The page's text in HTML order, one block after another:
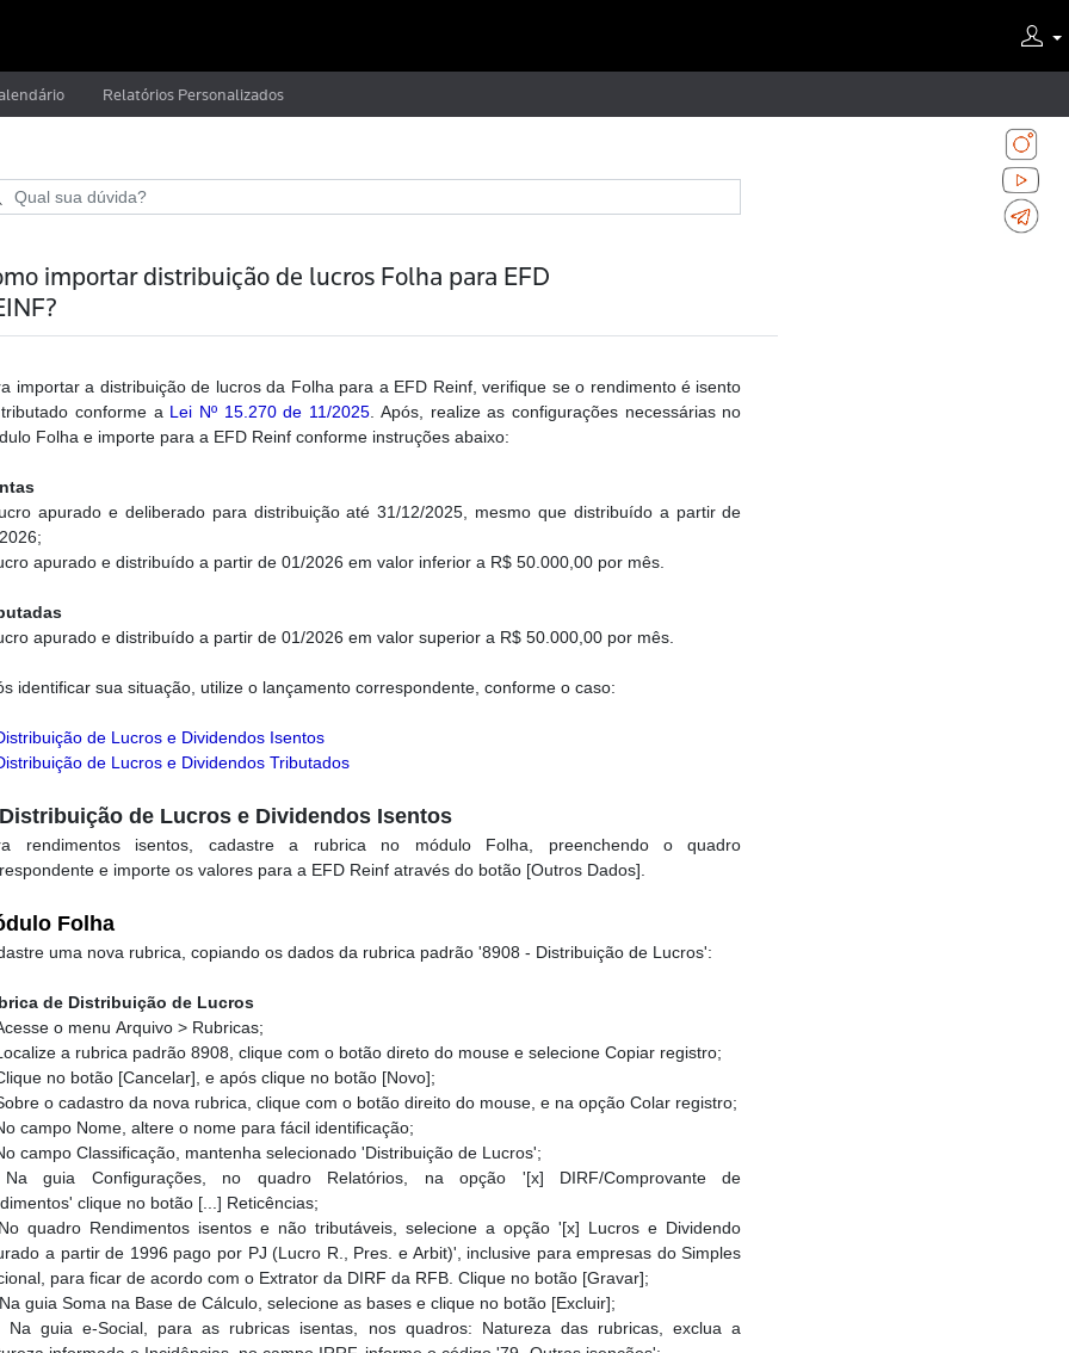
Relatórios Personalizados
importar distribuição de lucros Folha para EFD
importar a distribuição de lucros da Folha para a EFD Reinf, verifique se o rendimento é isento
conforme a Lei Nº 15.270 de 11/2025 . Após, realize as configurações necessárias no
Folha e importe para a EFD Reinf conforme instruções abaixo:
apurado e deliberado para distribuição até 31/12/2025, mesmo que distribuído a partir de
apurado e distribuído a partir de 01/2026 em valor inferior a R$ 50.000,00 por mês.
apurado e distribuído a partir de 01/2026 em valor superior a R$ 50.000,00 por mês.
identificar sua situação, utilize o lançamento correspondente, conforme o caso:
de Lucros e Dividendos Isentos
de Lucros e Dividendos Tributados
de Lucros e Dividendos Isentos
rendimentos isentos, cadastre a rubrica no módulo Folha, preenchendo o quadro
e importe os valores para a EFD Reinf através do botão [Outros Dados].
Folha
uma nova rubrica, copiando os dados da rubrica padrão '8908 - Distribuição de Lucros':
de Distribuição de Lucros
o menu Arquivo > Rubricas;
a rubrica padrão 8908, clique com o botão direto do mouse e selecione Copiar registro;
no botão [Cancelar], e após clique no botão [Novo];
o cadastro da nova rubrica, clique com o botão direito do mouse, e na opção Colar registro;
campo Nome, altere o nome para fácil identificação;
campo Classificação, mantenha selecionado 'Distribuição de Lucros';
Na guia Configurações, no quadro Relatórios, na opção '[x] DIRF/Comprovante de
clique no botão [...] Reticências;
No quadro Rendimentos isentos e não tributáveis, selecione a opção '[x] Lucros e Dividendo
a partir de 1996 pago por PJ (Lucro R., Pres. e Arbit)', inclusive para empresas do Simples
para ficar de acordo com o Extrator da DIRF da RFB. Clique no botão [Gravar];
Na guia Soma na Base de Cálculo, selecione as bases e clique no botão [Excluir];
Na guia e-Social, para as rubricas isentas, nos quadros: Natureza das rubricas, exclua a